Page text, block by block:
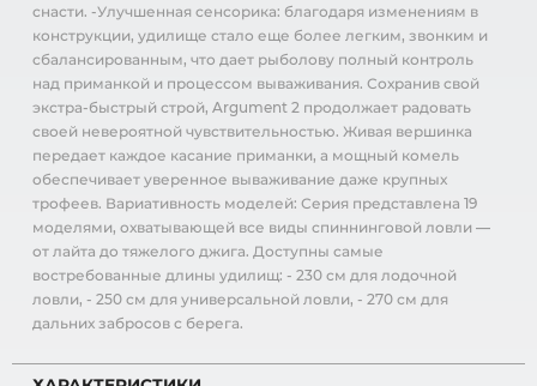
снасти. -Улучшенная сенсорика: благодаря изменениям в
конструкции, удилище стало еще более легким, звонким и
сбалансированным, что дает рыболову полный контроль
над приманкой и процессом вываживания. Сохранив свой
экстра-быстрый строй, Argument 2 продолжает радовать
своей невероятной чувствительностью. Живая вершинка
передает каждое касание приманки, а мощный комель
обеспечивает уверенное вываживание даже крупных
трофеев. Вариативность моделей: Серия представлена 19
моделями, охватывающей все виды спиннинговой ловли —
от лайта до тяжелого джига. Доступны самые
востребованные длины удилищ: - 230 см для лодочной
ловли, - 250 см для универсальной ловли, - 270 см для
дальних забросов с берега.